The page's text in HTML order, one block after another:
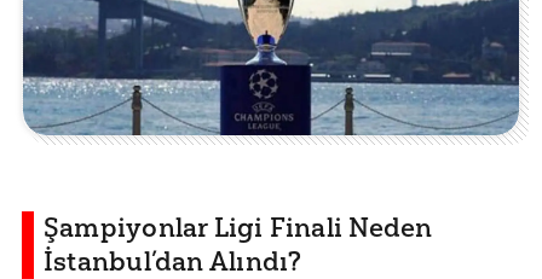
Şampiyonlar Ligi Finali Neden
İstanbul’dan Alındı?